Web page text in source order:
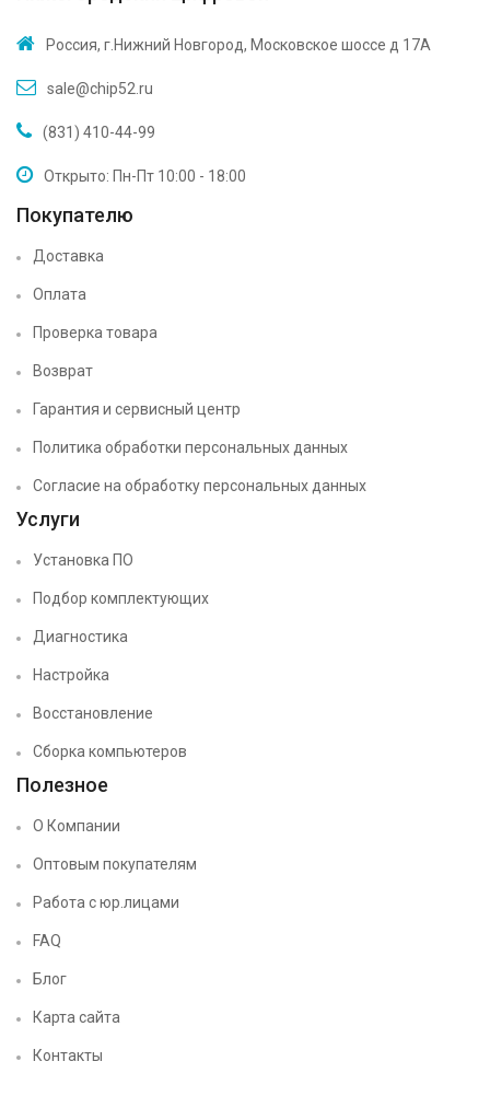
Россия, г.Нижний Новгород, Московское шоссе д 17А
sale@chip52.ru
(831) 410-44-99
Открыто: Пн-Пт 10:00 - 18:00
Покупателю
Доставка
Оплата
Проверка товара
Возврат
Гарантия и сервисный центр
Политика обработки персональных данных
Согласие на обработку персональных данных
Услуги
Установка ПО
Подбор комплектующих
Диагностика
Настройка
Восстановление
Сборка компьютеров
Полезное
О Компании
Оптовым покупателям
Работа с юр.лицами
FAQ
Блог
Карта сайта
Контакты